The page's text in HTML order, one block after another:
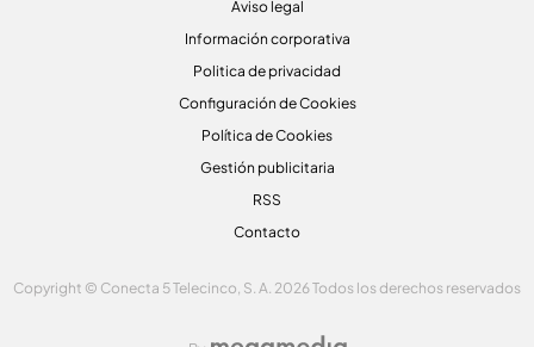
Aviso legal
Información corporativa
Politica de privacidad
Configuración de Cookies
Política de Cookies
Gestión publicitaria
RSS
Contacto
Copyright © Conecta 5 Telecinco, S. A. 2026 Todos los derechos reservados